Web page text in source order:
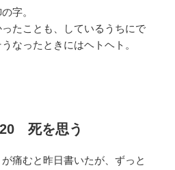
字。
たことも、しているうちにで
なったときにはヘトヘト。
死を思う
痛むと昨日書いたが、ずっと